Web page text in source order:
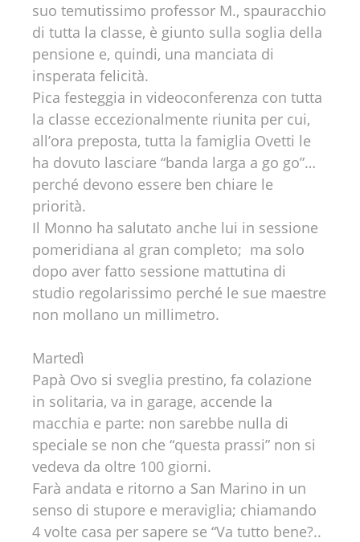
suo temutissimo professor M., spauracchio
di tutta la classe, è giunto sulla soglia della
pensione e, quindi, una manciata di
insperata felicità.
Pica festeggia in videoconferenza con tutta
la classe eccezionalmente riunita per cui,
all’ora preposta, tutta la famiglia Ovetti le
ha dovuto lasciare “banda larga a go go”…
perché devono essere ben chiare le
priorità.
Il Monno ha salutato anche lui in sessione
pomeridiana al gran completo; ma solo
dopo aver fatto sessione mattutina di
studio regolarissimo perché le sue maestre
non mollano un millimetro.
Martedì
Papà Ovo si sveglia prestino, fa colazione
in solitaria, va in garage, accende la
macchia e parte: non sarebbe nulla di
speciale se non che “questa prassi” non si
vedeva da oltre 100 giorni.
Farà andata e ritorno a San Marino in un
senso di stupore e meraviglia; chiamando
4 volte casa per sapere se “Va tutto bene?..